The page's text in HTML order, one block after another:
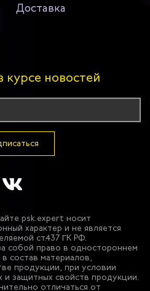
Доставка
курсе новостей
psk.expert носит
характер и не является
ст.437 ГК РФ.
собой право в одностороннем
состав материалов,
продукции, при условии
и защитных свойств продукции.
отличаться от